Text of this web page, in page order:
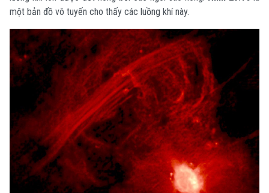
một bản đồ vô tuyến cho thấy các luồng khí này.